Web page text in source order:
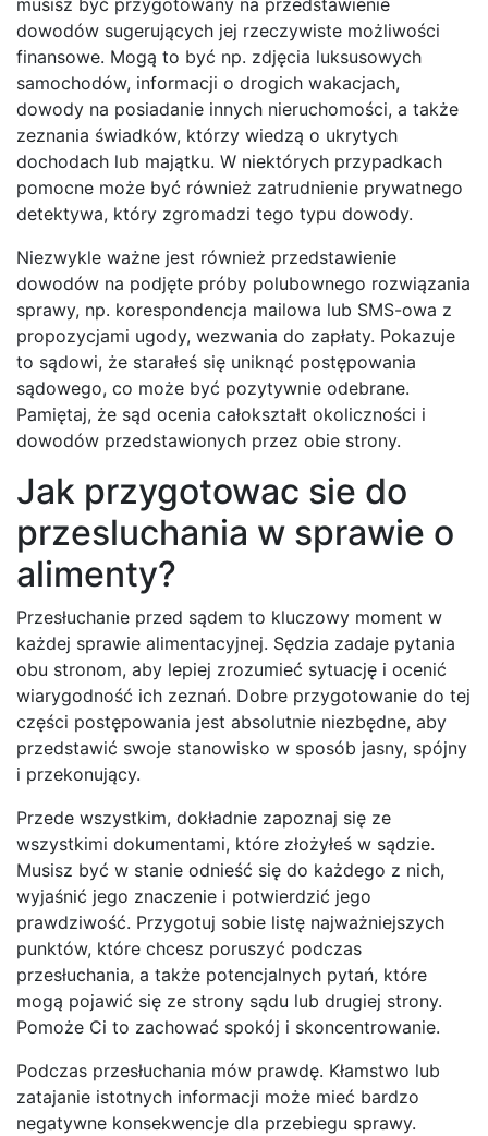
dowodów sugerujących jej rzeczywiste możliwości
finansowe. Mogą to być np. zdjęcia luksusowych
samochodów, informacji o drogich wakacjach,
dowody na posiadanie innych nieruchomości, a także
zeznania świadków, którzy wiedzą o ukrytych
dochodach lub majątku. W niektórych przypadkach
pomocne może być również zatrudnienie prywatnego
detektywa, który zgromadzi tego typu dowody.
Niezwykle ważne jest również przedstawienie
dowodów na podjęte próby polubownego rozwiązania
sprawy, np. korespondencja mailowa lub SMS-owa z
propozycjami ugody, wezwania do zapłaty. Pokazuje
to sądowi, że starałeś się uniknąć postępowania
sądowego, co może być pozytywnie odebrane.
Pamiętaj, że sąd ocenia całokształt okoliczności i
dowodów przedstawionych przez obie strony.
Jak przygotowac sie do
przesluchania w sprawie o
alimenty?
Przesłuchanie przed sądem to kluczowy moment w
każdej sprawie alimentacyjnej. Sędzia zadaje pytania
obu stronom, aby lepiej zrozumieć sytuację i ocenić
wiarygodność ich zeznań. Dobre przygotowanie do tej
części postępowania jest absolutnie niezbędne, aby
przedstawić swoje stanowisko w sposób jasny, spójny
i przekonujący.
Przede wszystkim, dokładnie zapoznaj się ze
wszystkimi dokumentami, które złożyłeś w sądzie.
Musisz być w stanie odnieść się do każdego z nich,
wyjaśnić jego znaczenie i potwierdzić jego
prawdziwość. Przygotuj sobie listę najważniejszych
punktów, które chcesz poruszyć podczas
przesłuchania, a także potencjalnych pytań, które
mogą pojawić się ze strony sądu lub drugiej strony.
Pomoże Ci to zachować spokój i skoncentrowanie.
Podczas przesłuchania mów prawdę. Kłamstwo lub
zatajanie istotnych informacji może mieć bardzo
negatywne konsekwencje dla przebiegu sprawy.